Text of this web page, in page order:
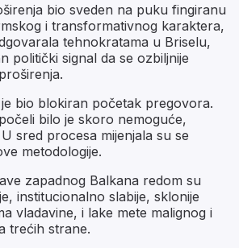
bio sveden na puku fingiranu
i transformativnog karaktera,
tehnokratama u Briselu,
politički signal da se ozbiljnije
bio blokiran početak pregovora.
bilo je skoro nemoguće,
sred procesa mijenjala su se
metodologije.
zapadnog Balkana redom su
institucionalno slabije, sklonije
vladavine, i lake mete malignog i
trećih strane.